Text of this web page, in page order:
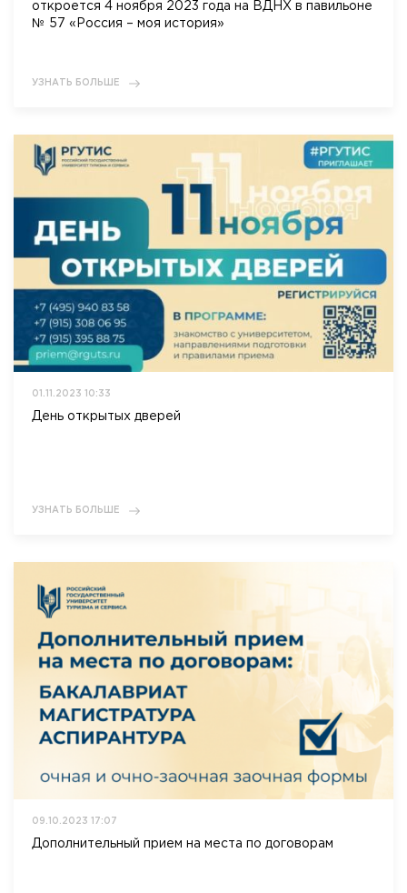
откроется 4 ноября 2023 года на ВДНХ в павильоне
№ 57 «Россия – моя история»
УЗНАТЬ БОЛЬШЕ
01.11.2023 10:33
День открытых дверей
УЗНАТЬ БОЛЬШЕ
09.10.2023 17:07
Дополнительный прием на места по договорам